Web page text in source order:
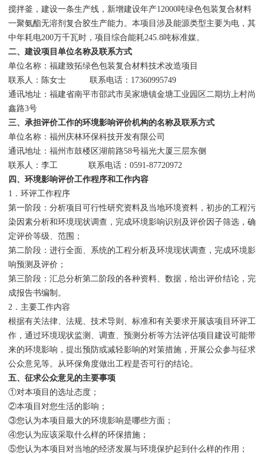
搅拌釜，建设一条生产线，新增建设年产12000吨绿色包装复合材料
一聚氨酯无溶剂复合胶生产能力。本项目涉及能源类型主要为电，其
中年耗电200万千瓦时，项目综合能耗245.8吨标准媒。
二、建设项目单位名称及联系方式
单位名称：福建致拓绿色包装复合材料技术改造项目
联系人：陈女士 联系电话：17360995749
通讯地址：福建省南平市邵武市吴家塘镇金塘工业园区二期坊上村尚
鑫路3号
三、承担评价工作的环境影响评价机构的名称及联系方式
单位名称：福州庆林环保科技开发有限公司
通讯地址：福州市鼓楼区湖前路58号福光大厦三层东侧
联系人：李工 联系电话：0591-87720972
四、环境影响评价工作程序和工作内容
1．环评工作程序
第一阶段：分析项目可行性研究资料及当地环境资料，初步的工程污
染因素分析和环境现状调查，完成环境影响识别及评价因子筛选，确
定评价等级、范围；
第二阶段：进行全面、系统的工程分析及环境现状调查，完成环境影
响预测及评价；
第三阶段：汇总分析第二阶段的各种资料、数据，给出评价结论，完
成报告书编制。
2．主要工作内容
根据有关法律、法规、技术导则、标准和有关要求开展该项目环评工
作，通过环境现状监测、调查、预测分析等方法评估项目建设可能带
来的环境影响，提出预防或减轻影响的对策措施，开展公众参与征求
公众意见等。从环保角度做出工程是否可行的结论。
五、征求公众意见的主要事项
①对本项目的选址态度；
②本项目对您生活的影响；
③您认为本项目最大的环境影响是哪些方面；
④您认为应该采取什么样的环保措施；
⑤您认为本项目对当地的经济发展与环境保护起到什么样的作用；